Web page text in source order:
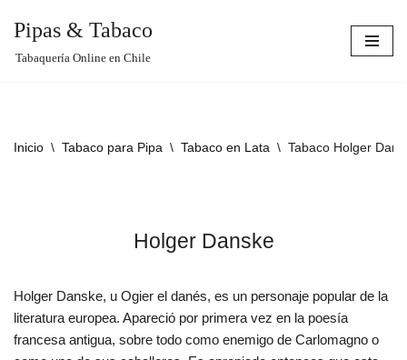
Pipas & Tabaco
Tabaquería Online en Chile
Inicio \ Tabaco para Pipa \ Tabaco en Lata \ Tabaco Holger
Holger Danske
Holger Danske, u Ogier el danés, es un personaje popular de la
literatura europea. Apareció por primera vez en la poesía
francesa antigua, sobre todo como enemigo de Carlomagno o